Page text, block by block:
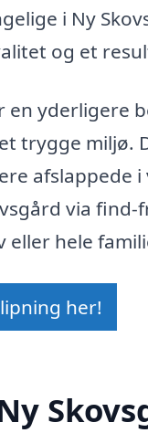
i Ny
og et
en yderligere
trygge
afslappede
via
eller hele
her!